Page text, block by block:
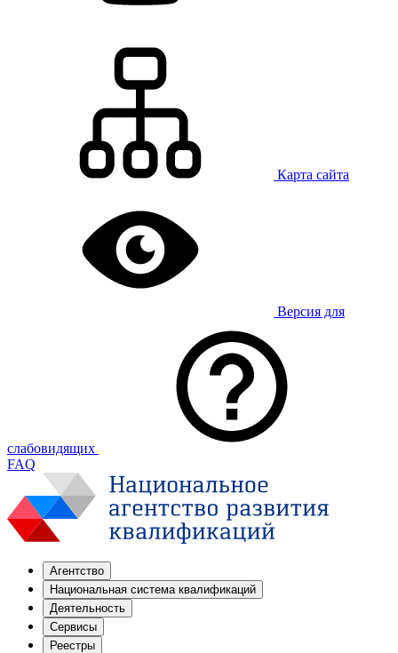
Карта сайта
Версия для
слабовидящих
FAQ
Агентство
Национальная система квалификаций
Деятельность
Сервисы
Реестры